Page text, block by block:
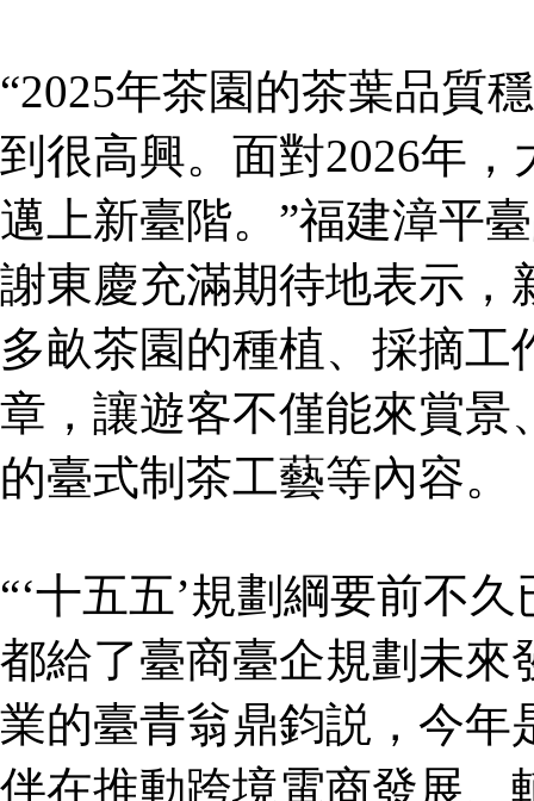
“2025年茶園的茶葉品質
到很高興。面對2026年
邁上新臺階。”福建漳平
謝東慶充滿期待地表示，
多畝茶園的種植、採摘工
章，讓遊客不僅能來賞景
的臺式制茶工藝等內容。
“‘十五五’規劃綱要前不
都給了臺商臺企規劃未來
業的臺青翁鼎鈞説，今年
伴在推動跨境電商發展、